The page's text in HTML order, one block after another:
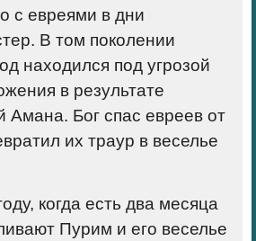
с евреями в дни
В том поколении
находился под угрозой
в результате
Амана. Бог спас евреев от
их траур в веселье
когда есть два месяца
Пурим и его веселье